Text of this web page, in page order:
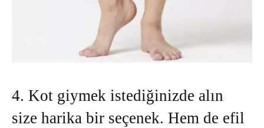
4. Kot giymek istediğinizde alın
size harika bir seçenek. Hem de efil